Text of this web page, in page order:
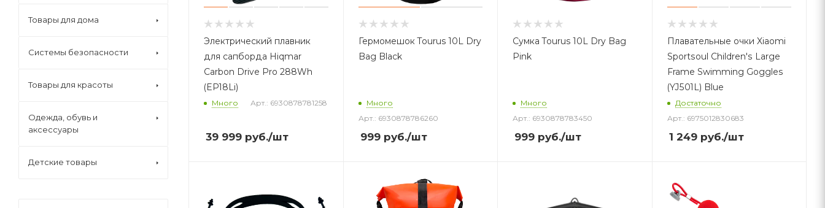
Электрический плавник
для сапборда Hiqmar
Carbon Drive Pro 288Wh
(EP18Li)
Много Арт.: 6930878781258
39 999 руб./шт
Гермомешок Tourus 10L Dry
Bag Black
Много
Арт.: 6930878786260
999руб./шт
Сумка Tourus 10L Dry Bag
Pink
Много
Арт.: 6930878783450
999 руб./шт
Плавательные очки Xiaomi
Sportsoul Children's Large
Frame Swimming Goggles
(YJ501L) Blue
Достаточно
Арт.: 6975012830683
1 249руб./шт
Товары для дома
Системы безопасности
Товары для красоты
Одежда, обувь и
аксессуары
Детские товары